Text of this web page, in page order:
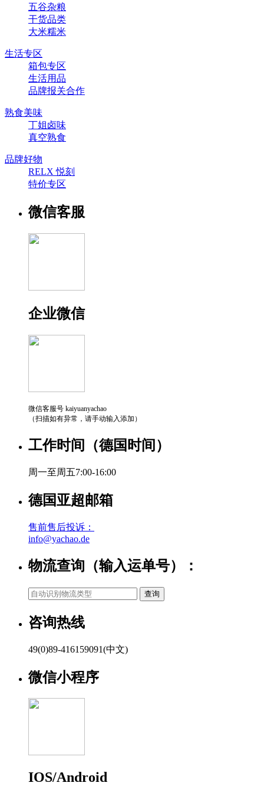
五谷杂粮
干货品类
大米糯米
生活专区
箱包专区
生活用品
品牌报关合作
熟食美味
丁姐卤味
真空熟食
品牌好物
RELX 悦刻
特价专区
微信客服
企业微信
微信客服号 kaiyuanyachao
（扫描如有异常，请手动输入添加）
工作时间（德国时间）
周一至周五7:00-16:00
德国亚超邮箱
售前售后投诉：
info@yachao.de
物流查询（输入运单号）：
咨询热线
49(0)89-416159091(中文)
微信小程序
IOS/Android